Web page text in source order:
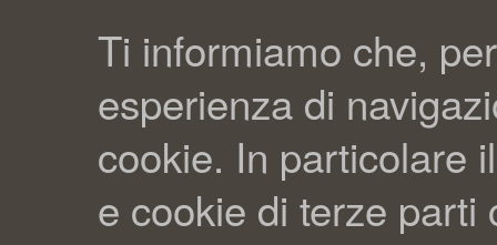
Ti informiamo che,
esperienza di
cookie. In particolare
e cookie di terze parti